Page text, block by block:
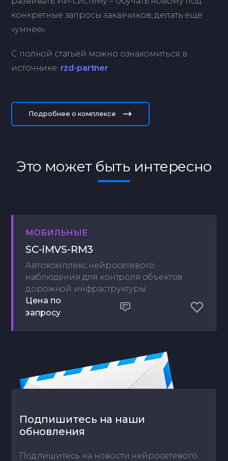
конкретные запросы заказчиков, делать еще
«умнее».
С полной статьей можно ознакомиться в
источнике: rzd-partner
Подробнее о комплексе
Это может быть интересно
МОБИЛЬНЫЕ
SC-iMVS-RM3
Автокомплекс нейросетевого
наблюдения для контроля объектов
дорожной инфраструктуры
Цена по
запросу
Подпишитесь на наши
обновления
Подпишитесь на новости нейросетевого